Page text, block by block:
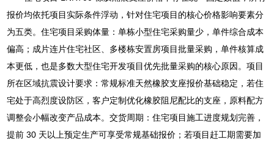
报价均依托项目实际条件浮动，针对住宅项目的核心价格影响要素分
为五类。住宅项目采购体量：单栋小型住宅采购量少，单件综合成本
偏高；成片连片住宅社区、多楼栋安置房项目批量采购，单件核算成
本更低，也是多数大型住宅开发项目优先批量采购的核心原因。项目
所在区域抗震设计要求：常规标准天然橡胶支座报价基础稳定，若住
宅处于高烈度设防区，客户定制优化橡胶阻尼配比的支座，原料配方
调整会小幅改变产品成本。交货周期：住宅项目施工进度规划完善，
提前 30 天以上预定生产可享受常规基础报价；若项目赶工期需要加